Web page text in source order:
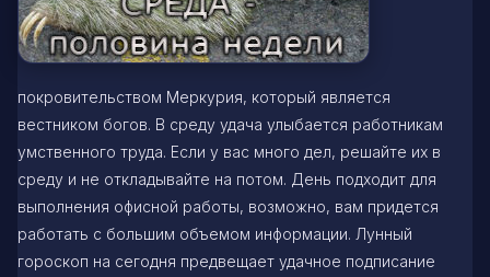
покровительством Меркурия, который является
вестником богов. В среду удача улыбается работникам
умственного труда. Если у вас много дел, решайте их в
среду и не откладывайте на потом. День подходит для
выполнения офисной работы, возможно, вам придется
работать с большим объемом информации. Лунный
гороскоп на сегодня предвещает удачное подписание